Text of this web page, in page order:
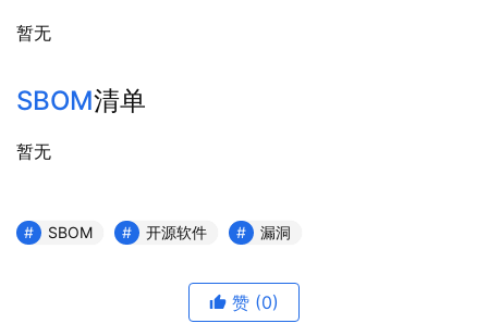
暂无
SBOM清单
暂无
SBOM 开源软件 漏洞
赞 (0)